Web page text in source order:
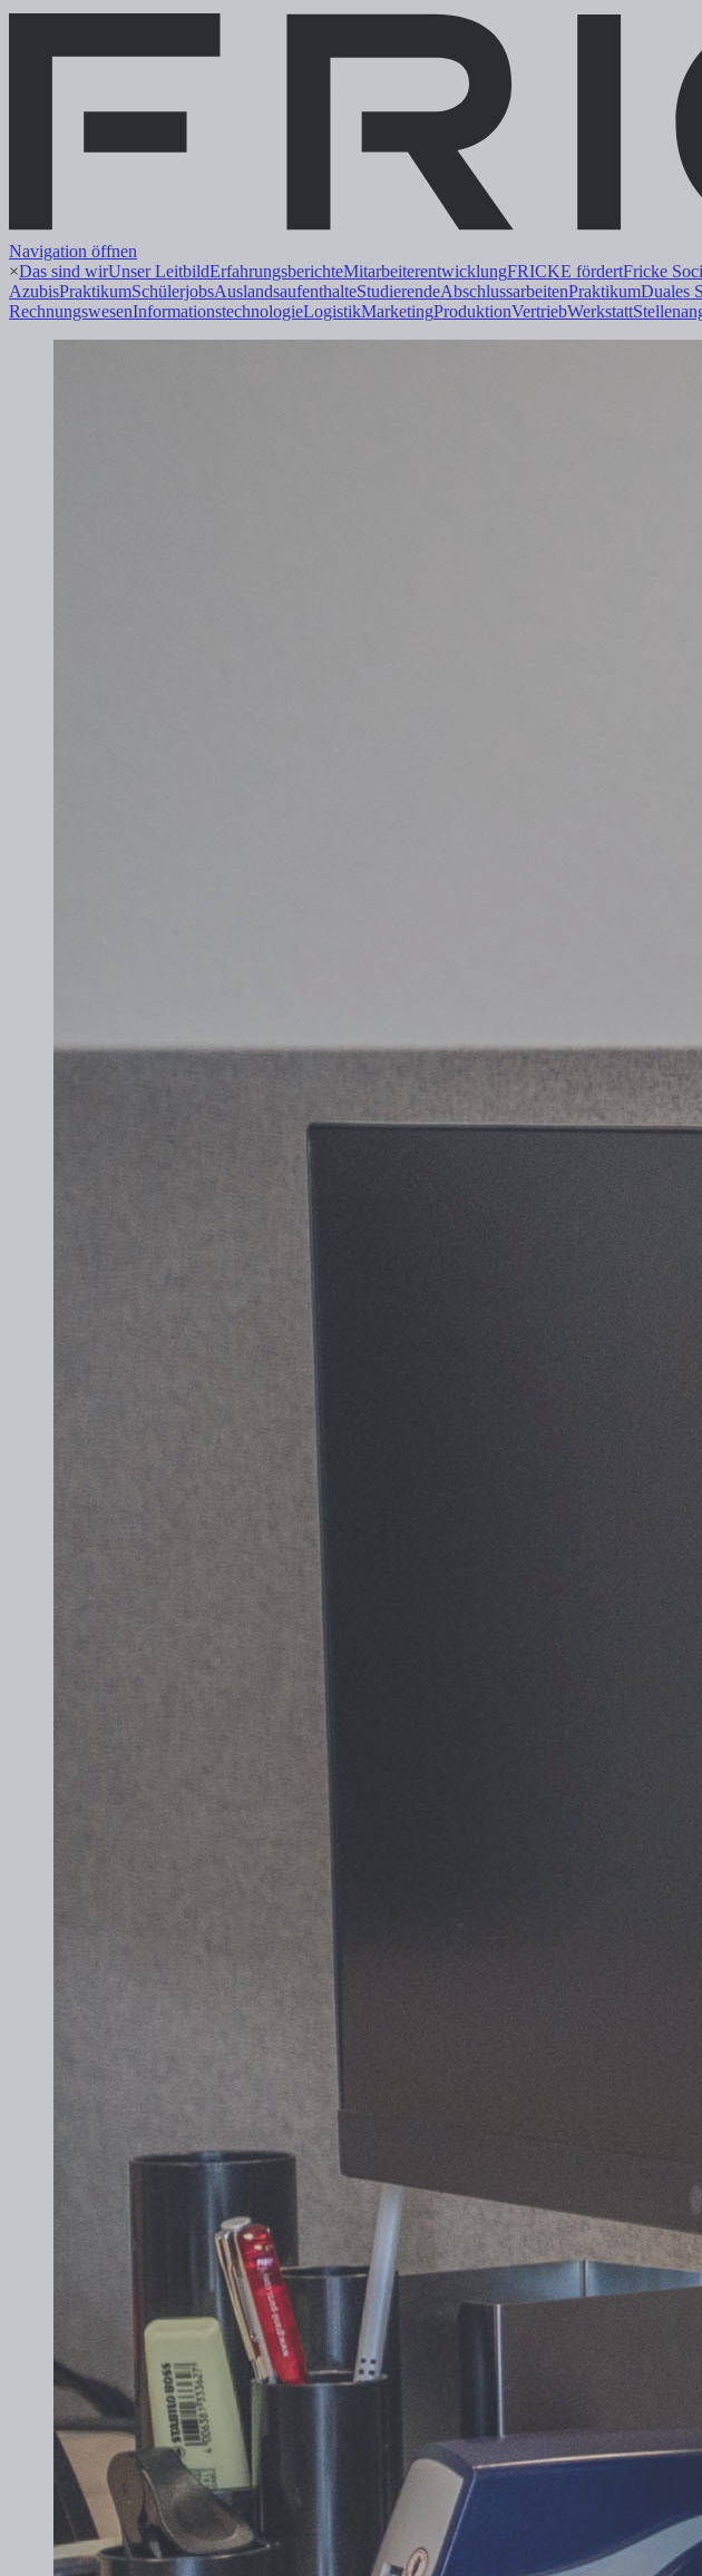
Navigation öffnen
×Das sind wirUnser LeitbildErfahrungsberichteMitarbeiterentwicklungFRICKE fördertFricke
AzubisPraktikumSchülerjobsAuslandsaufenthalteStudierendeAbschlussarbeitenPraktikumDuales
RechnungswesenInformationstechnologieLogistikMarketingProduktionVertriebWerkstatt